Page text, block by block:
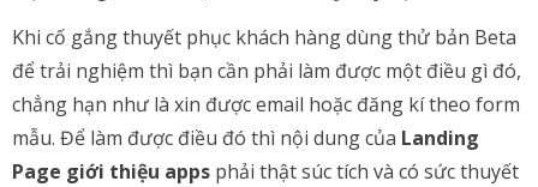
Khi cố gắng thuyết phục khách hàng dùng thử bản Beta
để trải nghiệm thì bạn cần phải làm được một điều gì đó,
chẳng hạn như là xin được email hoặc đăng kí theo form
mẫu. Để làm được điều đó thì nội dung của Landing
Page giới thiệu apps phải thật súc tích và có sức thuyết